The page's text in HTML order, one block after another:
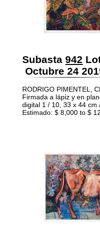
Subasta 942
Octubre 24
RODRIGO PIMENTEL,
Firmada a lápiz y en
digital 1 / 10, 33 x 44 cm
Estimado: $ 8,000 to $